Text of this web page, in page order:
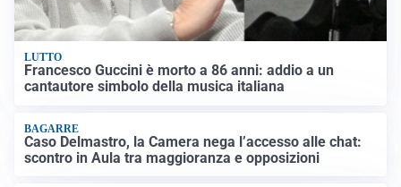
LUTTO
Francesco Guccini è morto a 86 anni: addio a un
cantautore simbolo della musica italiana
BAGARRE
Caso Delmastro, la Camera nega l’accesso alle chat:
scontro in Aula tra maggioranza e opposizioni